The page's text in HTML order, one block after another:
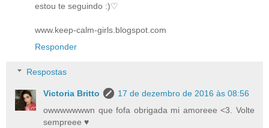
estou te seguindo :)♡
www.keep-calm-girls.blogspot.com
Responder
Respostas
Victoria Britto
17 de dezembro de 2016 às 08:56
owwwwwwwn que fofa obrigada mi amoreee <3. Volte
sempreee ♥